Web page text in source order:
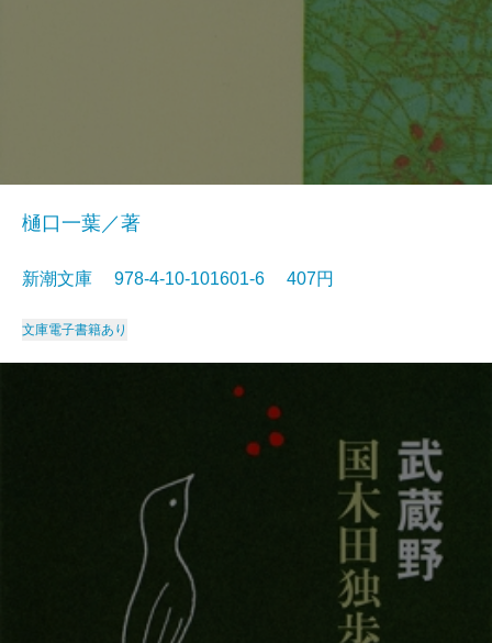
樋口一葉／著
新潮文庫 978-4-10-101601-6 407円
文庫電子書籍あり